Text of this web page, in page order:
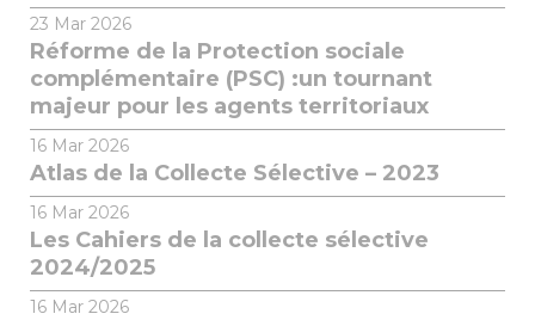
23 Mar 2026
Réforme de la Protection sociale
complémentaire (PSC) :un tournant
majeur pour les agents territoriaux
16 Mar 2026
Atlas de la Collecte Sélective – 2023
16 Mar 2026
Les Cahiers de la collecte sélective
2024/2025
16 Mar 2026